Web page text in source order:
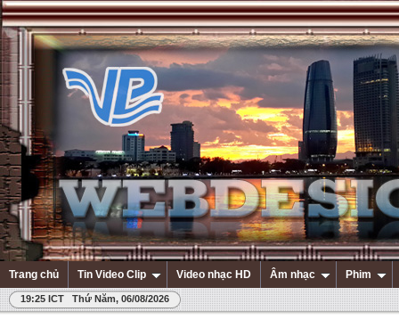
Trang chủ Tin Video Clip Video nhạc HD Âm nhạc Phim
19:25 ICT Thứ Năm, 06/08/2026